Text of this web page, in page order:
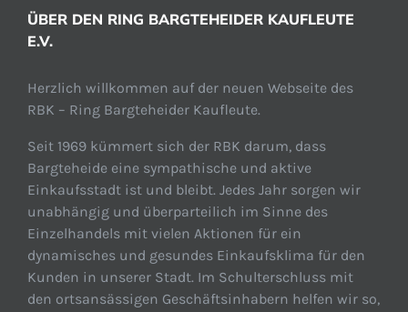
ÜBER DEN RING BARGTEHEIDER KAUFLEUTE
E.V.
Herzlich willkommen auf der neuen Webseite des
RBK – Ring Bargteheider Kaufleute.
Seit 1969 kümmert sich der RBK darum, dass
Bargteheide eine sympathische und aktive
Einkaufsstadt ist und bleibt. Jedes Jahr sorgen wir
unabhängig und überparteilich im Sinne des
Einzelhandels mit vielen Aktionen für ein
dynamisches und gesundes Einkaufsklima für den
Kunden in unserer Stadt. Im Schulterschluss mit
den ortsansässigen Geschäftsinhabern helfen wir so,